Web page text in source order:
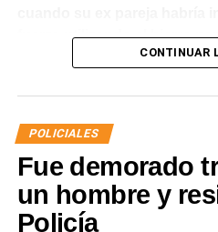
fuerza utilizando el hierro
indicó que meses atrás
de acercamiento vigente,
contaba con la documentación
judicial.
Luego de controlar la
intervención al Gabinete de
las diligencias
CONTINUAR
POLICIALES
Fue demorado
un hombre y
Policía